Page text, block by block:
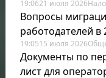
19:0621 июля 2026
Вопросы
работодателей в
19:0515 июля 2026
Документы по
лист для